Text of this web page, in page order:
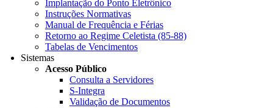
Implantação do Ponto Eletrônico
Instruções Normativas
Manual de Frequência e Férias
Retorno ao Regime Celetista (85-88)
Tabelas de Vencimentos
Sistemas
Acesso Público
Consulta a Servidores
S-Integra
Validação de Documentos